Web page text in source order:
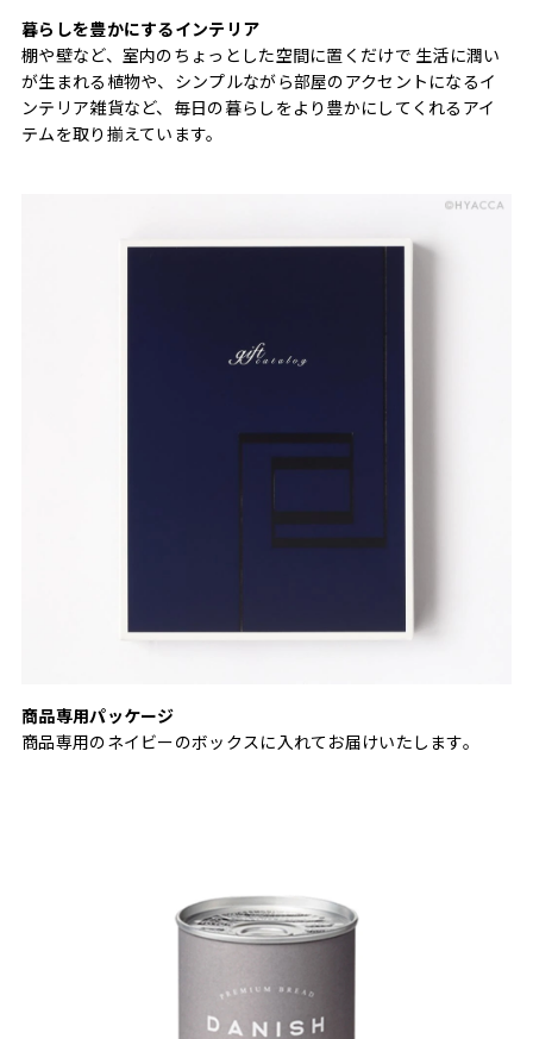
暮らしを豊かにするインテリア
棚や壁など、室内のちょっとした空間に置くだけで 生活に潤い
が生まれる植物や、シンプルながら部屋のアクセントになるイ
ンテリア雑貨など、毎日の暮らしをより豊かにしてくれるアイ
テムを取り揃えています。
商品専用パッケージ
商品専用のネイビーのボックスに入れてお届けいたします。